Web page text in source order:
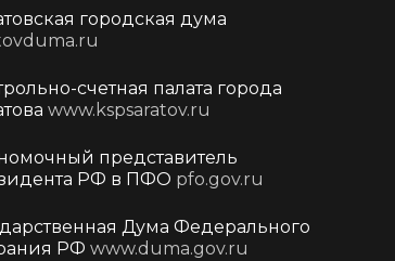
городская дума
счетная палата города
www.kspsaratov.ru
представитель
РФ в ПФО pfo.gov.ru
Дума Федерального
РФ www.duma.gov.ru